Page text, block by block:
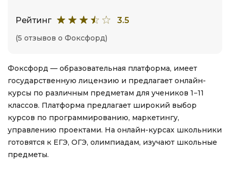
Рейтинг 3.5
(5 отзывов о Фоксфорд)
Фоксфорд — образовательная платформа, имеет
государственную лицензию и предлагает онлайн-
курсы по различным предметам для учеников 1−11
классов. Платформа предлагает широкий выбор
курсов по программированию, маркетингу,
управлению проектами. На онлайн-курсах школьники
готовятся к ЕГЭ, ОГЭ, олимпиадам, изучают школьные
предметы.